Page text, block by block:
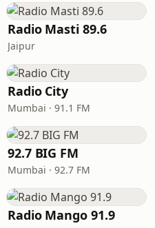
Radio Masti 89.6
Jaipur
Radio City
Mumbai · 91.1 FM
92.7 BIG FM
Mumbai · 92.7 FM
Radio Mango 91.9